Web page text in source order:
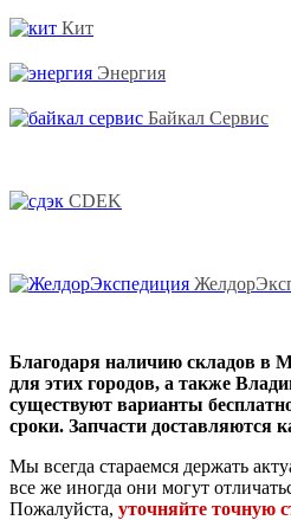
Кит
Энергия
Байкал Сервис
CDEK
Благодаря наличию складов в
для этих городов, а также
существуют варианты
сроки. Запчасти доставляются
Мы всегда стараемся держать
все же иногда они могут
Пожалуйста, уточняйте точную